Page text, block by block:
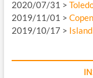
2020/07/31 >
2019/11/01 >
2019/10/17 >